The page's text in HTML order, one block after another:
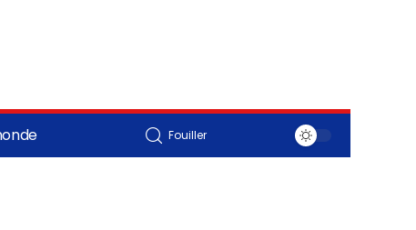
Fouiller